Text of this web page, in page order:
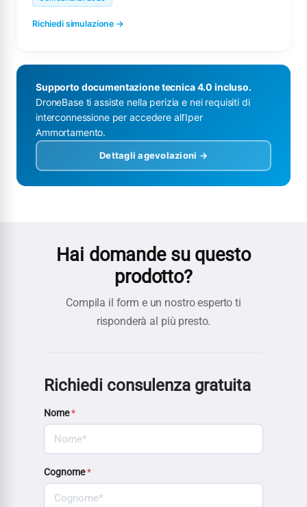
Richiedi simulazione →
Supporto documentazione tecnica 4.0 incluso.
DroneBase ti assiste nella perizia e nei requisiti di
interconnessione per accedere all’Iper
Ammortamento.
Dettagli agevolazioni →
Hai domande su questo
prodotto?
Compila il form e un nostro esperto ti
risponderà al più presto.
Richiedi consulenza gratuita
Nome*
Cognome*